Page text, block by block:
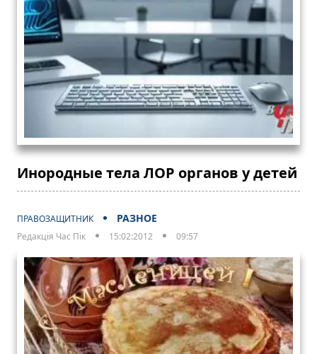
Инородные тела ЛОР органов у детей
ПРАВОЗАЩИТНИК РАЗНОЕ
Редакція Час Пік 15:02:2012 09:57